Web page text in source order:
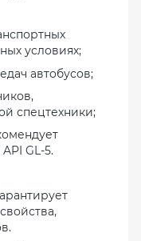
условиях;
автобусов;
спецтехники;
GL-5.